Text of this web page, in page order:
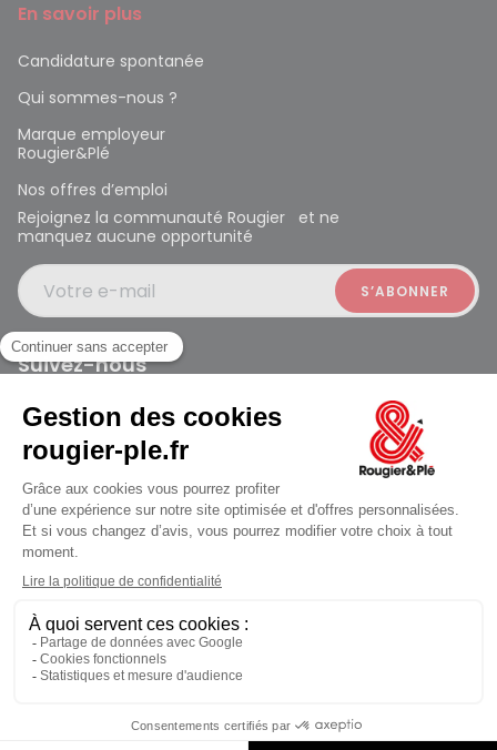
jusqu'au Samedi à 10:00
En savoir plus
Candidature spontanée
Qui sommes-nous ?
Marque employeur
Rougier&Plé
Nos offres d’emploi
Rejoignez la communauté Rougier et ne
manquez aucune opportunité
Votre e-mail
Suivez-nous
Rougier et Plé 2024 Copyright
Mentions légales
Conditions générales des ventes
Données personnelles
Paiement sécurisé